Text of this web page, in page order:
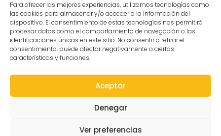
Para ofrecer las mejores experiencias, utilizamos tecnologías como
las cookies para almacenar y/o acceder a la información del
dispositivo. El consentimiento de estas tecnologías nos permitirá
procesar datos como el comportamiento de navegación o las
identificaciones únicas en este sitio. No consentir o retirar el
consentimiento, puede afectar negativamente a ciertas
características y funciones.
Aceptar
Denegar
Ver preferencias
C/Gibraltar,14
37008-Salamanca